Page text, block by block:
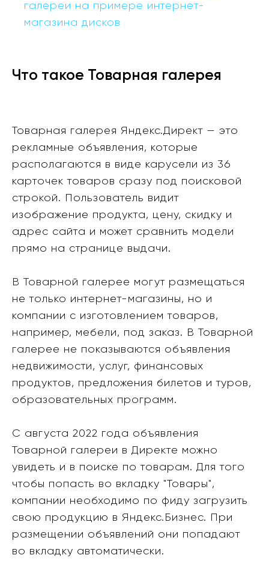
галереи на примере интернет-
магазина дисков
Что такое Товарная галерея
Товарная галерея Яндекс.Директ — это
рекламные объявления, которые
располагаются в виде карусели из 36
карточек товаров сразу под поисковой
строкой. Пользователь видит
изображение продукта, цену, скидку и
адрес сайта и может сравнить модели
прямо на странице выдачи.
В Товарной галерее могут размещаться
не только интернет-магазины, но и
компании с изготовлением товаров,
например, мебели, под заказ. В Товарной
галерее не показываются объявления
недвижимости, услуг, финансовых
продуктов, предложения билетов и туров,
образовательных программ.
С августа 2022 года объявления
Товарной галереи в Директе можно
увидеть и в поиске по товарам. Для того
чтобы попасть во вкладку "Товары",
компании необходимо по фиду загрузить
свою продукцию в Яндекс.Бизнес. При
размещении объявлений они попадают
во вкладку автоматически.